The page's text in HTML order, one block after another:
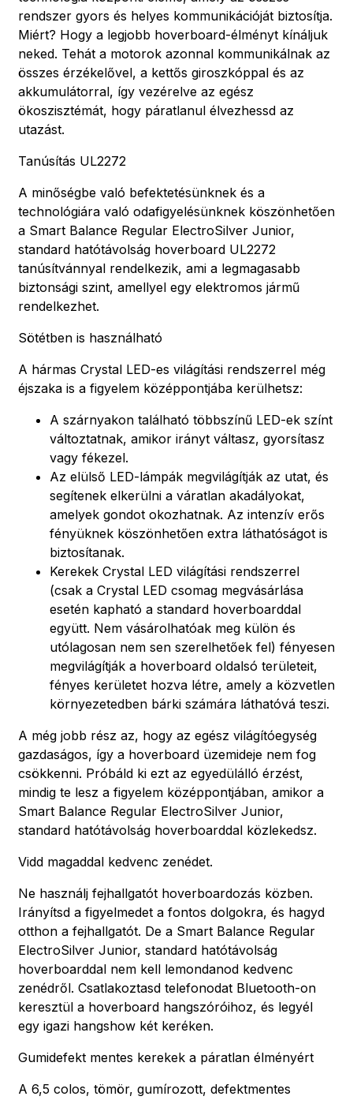
rendszer gyors és helyes kommunikációját biztosítja.
Miért? Hogy a legjobb hoverboard-élményt kínáljuk
neked. Tehát a motorok azonnal kommunikálnak az
összes érzékelővel, a kettős giroszkóppal és az
akkumulátorral, így vezérelve az egész
ökoszisztémát, hogy páratlanul élvezhessd az
utazást.
Tanúsítás UL2272
A minőségbe való befektetésünknek és a
technológiára való odafigyelésünknek köszönhetően
a Smart Balance Regular ElectroSilver Junior,
standard hatótávolság hoverboard UL2272
tanúsítvánnyal rendelkezik, ami a legmagasabb
biztonsági szint, amellyel egy elektromos jármű
rendelkezhet.
Sötétben is használható
A hármas Crystal LED-es világítási rendszerrel még
éjszaka is a figyelem középpontjába kerülhetsz:
A szárnyakon található többszínű LED-ek színt
változtatnak, amikor irányt váltasz, gyorsítasz
vagy fékezel.
Az elülső LED-lámpák megvilágítják az utat, és
segítenek elkerülni a váratlan akadályokat,
amelyek gondot okozhatnak. Az intenzív erős
fényüknek köszönhetően extra láthatóságot is
biztosítanak.
Kerekek Crystal LED világítási rendszerrel
(csak a Crystal LED csomag megvásárlása
esetén kapható a standard hoverboarddal
együtt. Nem vásárolhatóak meg külön és
utólagosan nem sen szerelhetőek fel) fényesen
megvilágítják a hoverboard oldalsó területeit,
fényes kerületet hozva létre, amely a közvetlen
környezetedben bárki számára láthatóvá teszi.
A még jobb rész az, hogy az egész világítóegység
gazdaságos, így a hoverboard üzemideje nem fog
csökkenni. Próbáld ki ezt az egyedülálló érzést,
mindig te lesz a figyelem középpontjában, amikor a
Smart Balance Regular ElectroSilver Junior,
standard hatótávolság hoverboarddal közlekedsz.
Vidd magaddal kedvenc zenédet.
Ne használj fejhallgatót hoverboardozás közben.
Irányítsd a figyelmedet a fontos dolgokra, és hagyd
otthon a fejhallgatót. De a Smart Balance Regular
ElectroSilver Junior, standard hatótávolság
hoverboarddal nem kell lemondanod kedvenc
zenédről. Csatlakoztasd telefonodat Bluetooth-on
keresztül a hoverboard hangszóróihoz, és legyél
egy igazi hangshow két keréken.
Gumidefekt mentes kerekek a páratlan élményért
A 6,5 colos, tömör, gumírozott, defektmentes